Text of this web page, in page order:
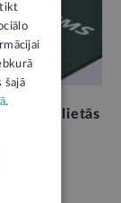
lietās
tikt
šajā
.